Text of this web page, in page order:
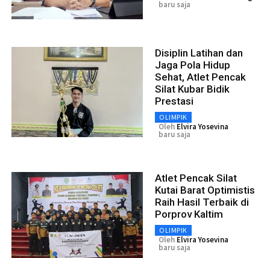
baru saja
Disiplin Latihan dan
Jaga Pola Hidup
Sehat, Atlet Pencak
Silat Kubar Bidik
Prestasi
OLIMPIK
Oleh Elvira Yosevina
baru saja
Atlet Pencak Silat
Kutai Barat Optimistis
Raih Hasil Terbaik di
Porprov Kaltim
OLIMPIK
Oleh Elvira Yosevina
baru saja